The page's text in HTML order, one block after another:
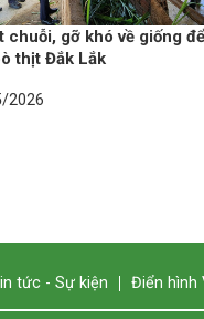
chuỗi, gỡ khó về giống
thịt Đắk Lắk
2026
tức - Sự kiện Điển hình